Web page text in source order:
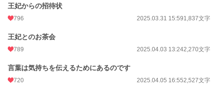
王妃からの招待状
796 2025.03.31 15:591,837文字
王妃とのお茶会
789 2025.04.03 13:242,270文字
言葉は気持ちを伝えるためにあるのです
720 2025.04.05 16:552,527文字